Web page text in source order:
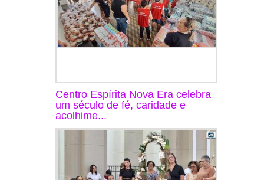
Centro Espírita Nova Era celebra
um século de fé, caridade e
acolhime...